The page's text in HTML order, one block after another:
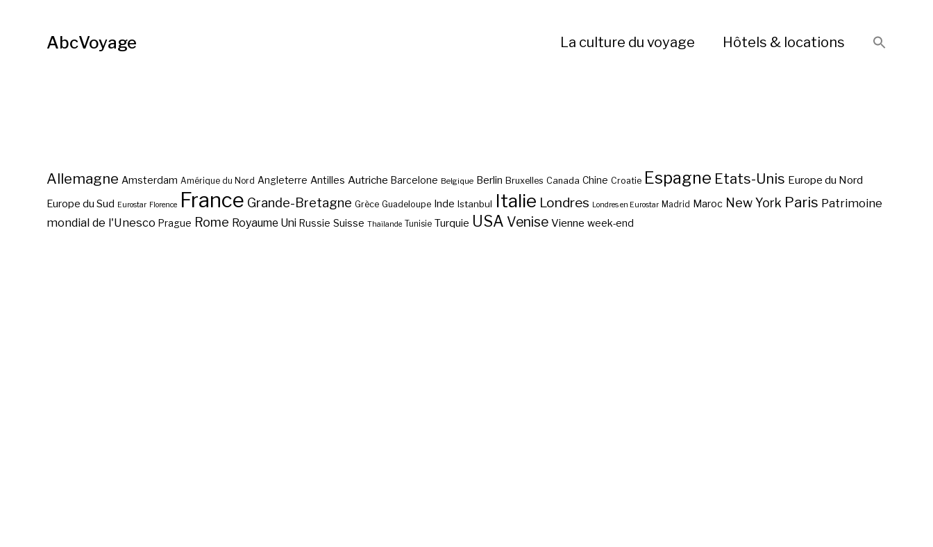
AbcVoyage La culture du voyage Hôtels & locations
Allemagne Amsterdam Amérique du Nord Angleterre Antilles Autriche Barcelone Belgique Berlin Bruxelles Canada Chine Croatie Espagne Etats-Unis Europe du Nord
Europe du Sud Eurostar Florence France Grande-Bretagne Grèce Guadeloupe Inde Istanbul Italie Londres Londres en Eurostar Madrid Maroc New York Paris Patrimoine
mondial de l'Unesco Prague Rome Royaume Uni Russie Suisse Thaïlande Tunisie Turquie USA Venise Vienne week-end